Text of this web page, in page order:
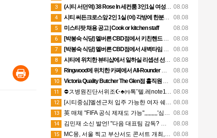
08.08
3
(시티 서던역) 38 Rose ln 세컨룸 3인1실 여성 1명 구합니다(200불) 8월23일부터 입주가능
08.08
4
시티 써든크로스앞 2인 1실 (여) 각방에 한분씩 쉐어생 구합니다
08.08
5
미스티팟 채용 공고 | Cook or kitchen staff
08.08
6
[박봉숙 식당] 멜버른 CBD점에서 키친핸드 직원 채용합니다
08.08
7
[박봉숙 식당] 멜버른 CBD점에서 새벽타임 청소 직원 채용합니다 (경력자 환영)
08.08
8
시티에 위치한 뷰티샵에서 일하실 리셉션 선생님 모집합니다
08.08
9
Ringwood에 위치한 카페에서 All-Rounder 포지션 구인
08.08
10
Victoria Quality Butcher The Glen점 홀직원 구인
08.08
11
⛔ス병원진단서위조☪️♣㈘톡˘텔.레note116△☀️병원입퇴원확인서제작✝️▣수술확인서제작✔️※㉸톡˘텔.레note116▧➰의사소견서위조ゐ♨️
08.08
12
[시티중심]멜센근처 입주 가능한 여자 쉐어생 한분 구합니다(8/21일 부터입주)
08.08
13
英 매체 "FIFA 공식 제재도 가능",,,,,,,,,'심판 성접대 스캔들' 일파만파
08.08
14
김민재 소신 발언! "다음 대표팀 감독? 전술 확실한 분이 오셨으면"
08.08
15
MC몽, 서울 찍고 부산서도 콘서트 개최,,,,,,,,'구속' 차가원과 엇갈린 행보